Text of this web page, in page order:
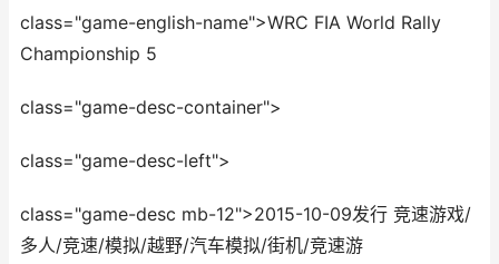
class="game-english-name">WRC FIA World Rally
Championship 5
class="game-desc-container">
class="game-desc-left">
class="game-desc mb-12">2015-10-09发行 竞速游戏/
多人/竞速/模拟/越野/汽车模拟/街机/竞速游